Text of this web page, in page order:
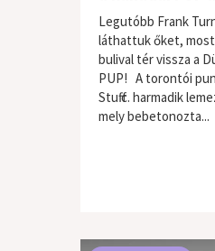
Legutóbb Frank
láthattuk őket,
bulival tér vissza a
PUP! A torontói
Stuff c. harmadik
mely bebetonozta...